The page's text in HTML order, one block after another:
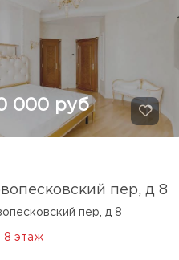
000 руб
пер, д 8
пер, д 8
8 этаж